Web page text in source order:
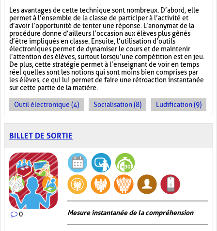
Les avantages de cette technique sont nombreux. D’abord, elle
permet à l’ensemble de la classe de participer à l’activité et
d’avoir l’opportunité de tenter une réponse. L’anonymat de la
procédure donne d’ailleurs l’occasion aux élèves plus gênés
d’être impliqués en classe. Ensuite, l’utilisation d’outils
électroniques permet de dynamiser le cours et de maintenir
l’attention des élèves, surtout lorsqu’une compétition est en jeu.
De plus, cette stratégie permet à l’enseignant de voir en temps
réel quelles sont les notions qui sont moins bien comprises par
les élèves, ce qui lui permet de faire une rétroaction instantanée
sur cette partie de la matière.
Outil électronique (4) Socialisation (8) Ludification (9)
BILLET DE SORTIE
0 Mesure instantanée de la compréhension